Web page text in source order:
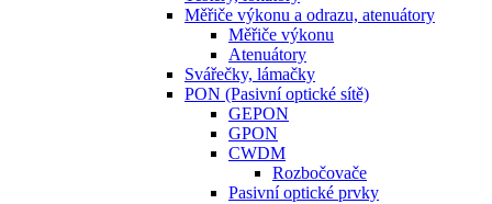
Měřiče výkonu a odrazu, atenuátory
Měřiče výkonu
Atenuátory
Svářečky, lámačky
PON (Pasivní optické sítě)
GEPON
GPON
CWDM
Rozbočovače
Pasivní optické prvky